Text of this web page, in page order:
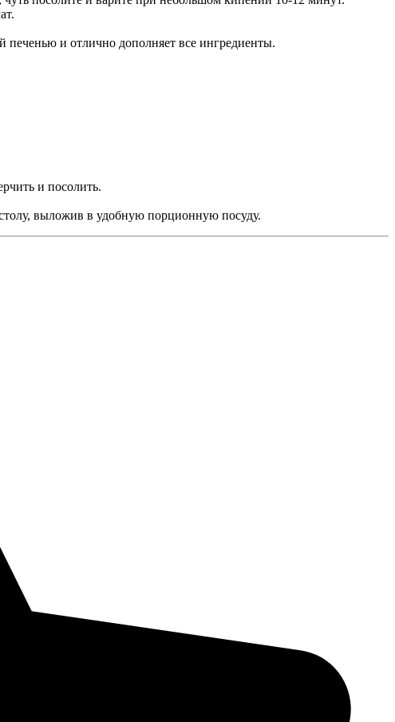
печенью и отлично дополняет все ингредиенты.
и посолить.
выложив в удобную порционную посуду.